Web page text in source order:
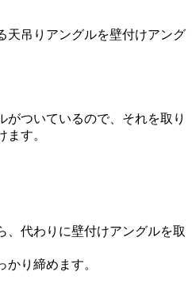
天吊りアングルを壁付けアング
がついているので、それを取り
す。
、代わりに壁付けアングルを取
り締めます。